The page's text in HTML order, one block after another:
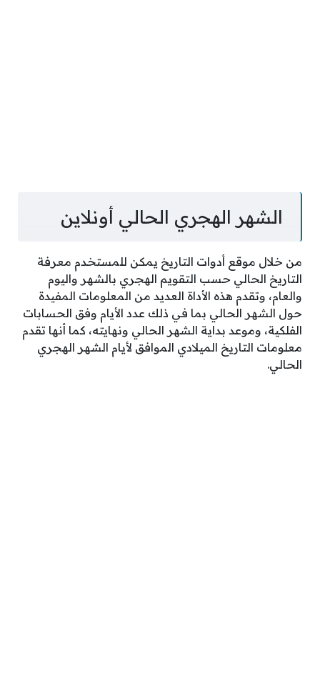
الشهر الهجري الحالي أونلاين
من خلال موقع أدوات التاريخ يمكن للمستخدم معرفة
التاريخ الحالي حسب التقويم الهجري بالشهر واليوم
والعام، وتقدم هذه الأداة العديد من المعلومات المفيدة
حول الشهر الحالي بما في ذلك عدد الأيام وفق الحسابات
الفلكية، وموعد بداية الشهر الحالي ونهايته، كما أنها تقدم
معلومات التاريخ الميلادي الموافق لأيام الشهر الهجري
الحالي.